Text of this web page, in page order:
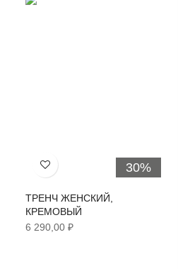
30%
Хочу!
ТРЕНЧ ЖЕНСКИЙ,
КРЕМОВЫЙ
6 290,00 ₽